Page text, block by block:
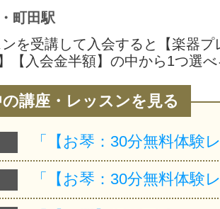
町田駅
を受講して入会すると【楽器プ
【入会金半額】の中から1つ選
の講座・レッスンを見る